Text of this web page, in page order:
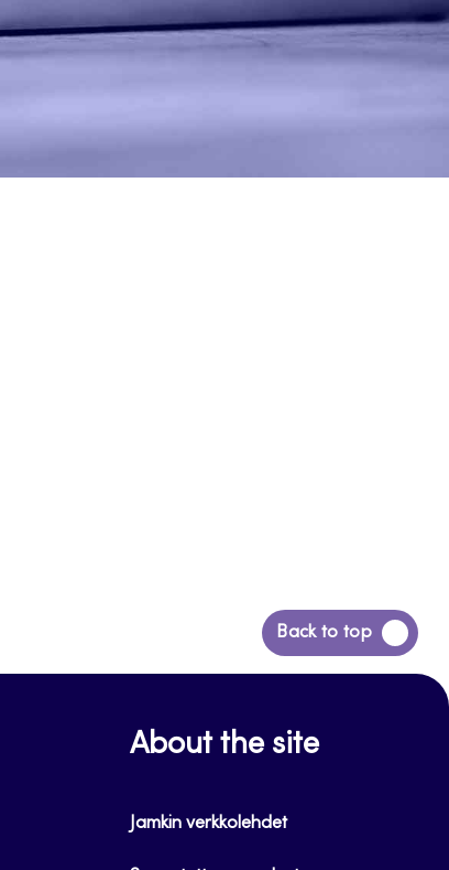
Back to top
Siirry
takaisin
About the site
Jamkin verkkolehdet